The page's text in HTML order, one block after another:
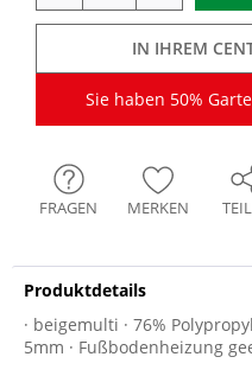
IN IHREM
Sie haben 50%
FRAGEN MERKEN
Produktdetails
· beigemulti · 76%
5mm · Fußbodenheizung